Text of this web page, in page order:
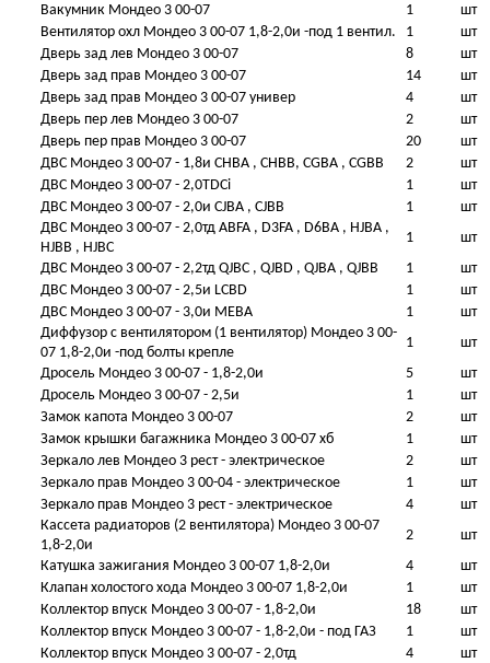
Вакумник Мондео 3 00-07
1
шт
Вентилятор охл Мондео 3 00-07 1,8-2,0и -под 1 вентил.
1
шт
Дверь зад лев Мондео 3 00-07
8
шт
Дверь зад прав Мондео 3 00-07
14
шт
Дверь зад прав Мондео 3 00-07 универ
4
шт
Дверь пер лев Мондео 3 00-07
2
шт
Дверь пер прав Мондео 3 00-07
20
шт
ДВС Мондео 3 00-07 - 1,8и CHBA , CHBB, CGBA , CGBB
2
шт
ДВС Мондео 3 00-07 - 2,0TDCi
1
шт
ДВС Мондео 3 00-07 - 2,0и CJBA , CJBB
1
шт
ДВС Мондео 3 00-07 - 2,0тд ABFA , D3FA , D6BA , HJBA ,
HJBB , HJBC
1
шт
ДВС Мондео 3 00-07 - 2,2тд QJBC , QJBD , QJBA , QJBB
1
шт
ДВС Мондео 3 00-07 - 2,5и LCBD
1
шт
ДВС Мондео 3 00-07 - 3,0и MEBA
1
шт
Диффузор с вентилятором (1 вентилятор) Мондео 3 00-
07 1,8-2,0и -под болты крепле
1
шт
Дросель Мондео 3 00-07 - 1,8-2,0и
5
шт
Дросель Мондео 3 00-07 - 2,5и
1
шт
Замок капота Мондео 3 00-07
2
шт
Замок крышки багажника Мондео 3 00-07 хб
1
шт
Зеркало лев Мондео 3 рест - электрическое
2
шт
Зеркало прав Мондео 3 00-04 - электрическое
1
шт
Зеркало прав Мондео 3 рест - электрическое
4
шт
Кассета радиаторов (2 вентилятора) Мондео 3 00-07
1,8-2,0и
2
шт
Катушка зажигания Мондео 3 00-07 1,8-2,0и
4
шт
Клапан холостого хода Мондео 3 00-07 1,8-2,0и
1
шт
Коллектор впуск Мондео 3 00-07 - 1,8-2,0и
18
шт
Коллектор впуск Мондео 3 00-07 - 1,8-2,0и - под ГАЗ
1
шт
Коллектор впуск Мондео 3 00-07 - 2,0тд
4
шт